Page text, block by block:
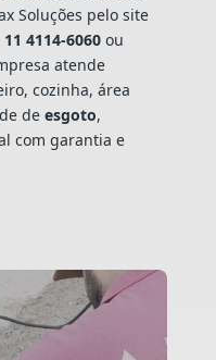
Soluções pelo site
11 4114-6060ou
atende
cozinha, área
de esgoto,
com garantia e